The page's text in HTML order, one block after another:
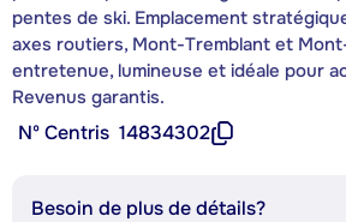
pentes de ski. Emplacement
axes routiers, Mont-Tremblant et
entretenue, lumineuse et idéale pour
Revenus garantis.
Nº Centris 14834302
Besoin de plus de détails?